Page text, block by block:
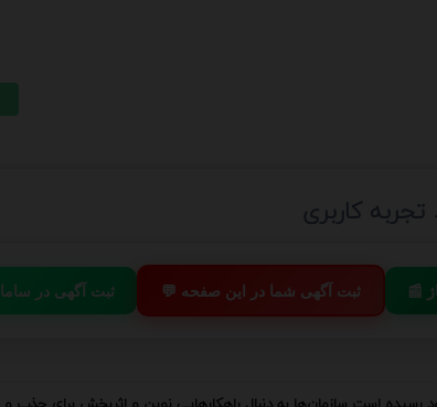
تجربه کاربری
📢 ثبت آگهی در 💬 ثبت آگهی شما در این صفحه